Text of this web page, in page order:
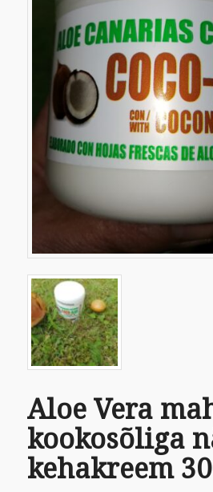
Aloe Vera
kookosõliga
kehakreem